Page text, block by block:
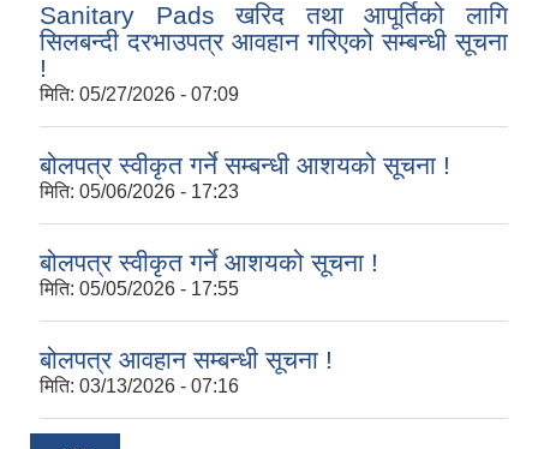
Sanitary Pads खरिद तथा आपूर्तिको लागि
सिलबन्दी दरभाउपत्र आवहान गरिएको सम्बन्धी सूचना
!
मिति: 05/27/2026 - 07:09
बोलपत्र स्वीकृत गर्ने सम्बन्धी आशयको सूचना !
मिति: 05/06/2026 - 17:23
बोलपत्र स्वीकृत गर्ने आशयको सूचना !
मिति: 05/05/2026 - 17:55
बोलपत्र आवहान सम्बन्धी सूचना !
मिति: 03/13/2026 - 07:16